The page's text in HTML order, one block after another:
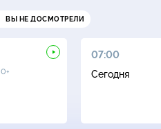
ВЫ НЕ ДОСМОТРЕЛИ
0+
07:00
Сегодня